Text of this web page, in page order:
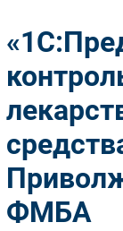
Интернет
Мобильная
Интеграция
Рынок ПК
ФМБА